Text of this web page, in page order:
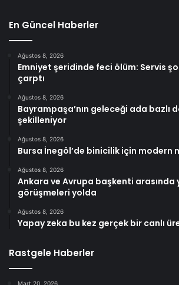
En Güncel Haberler
Ağustos 8, 2026
Emniyet şeridinde feci ölüm: Servis
çarptı
Ağustos 8, 2026
Bayrampaşa’nın geleceği ada bazlı
şekilleniyor
Ağustos 8, 2026
Bursa İnegöl’de binicilik için modern
Ağustos 8, 2026
Ankara ve Avrupa başkenti
görüşmeleri yolda
Ağustos 8, 2026
Yapay zeka bu kez gerçek bir canlı
Rastgele Haberler
Mart 20, 2026